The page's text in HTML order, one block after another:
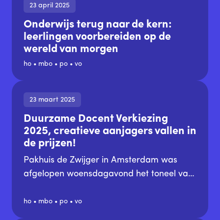
flinke stappen gezet om hun leerlingen
hierop voor te bereiden. Maar hoe zetten
we deze ontwikkeling door? Hoe trekken
we samen op in deze opgave? Hoe leren
we van elkaar en onze omgeving? Wie
23 april 2025
Onderwijs terug naar de kern:
leerlingen voorbereiden op de
wereld van morgen
ho • mbo • po • vo
23 maart 2025
Duurzame Docent Verkiezing
2025, creatieve aanjagers vallen in
de prijzen!
Pakhuis de Zwijger in Amsterdam was
afgelopen woensdagavond het toneel van
verkiezing die dit jaar voor de achtste keer
ho • mbo • po • vo